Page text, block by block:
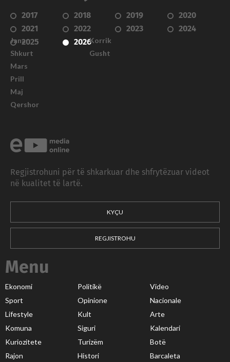
2017 2018 2019
2020
2021
2022 2023
2024
2025
2026
Janar
Shkurt
Mars
Prill
Maj
Qershor
Korrik
Gusht
Regjistrohuni për të shkarkuar dhe shfrytëzuar videot
në kualitet të lartë.
KYÇU
REGJISTROHU
Menu
Ekonomi Politikë
Video
Sport
Opinione
Nacionale
Lifestyle
Kult
Arte
Komuna
Siguri
Kalendari
Kuriozitete
Turizëm
Botë
Rajon
Histori Barcaleta